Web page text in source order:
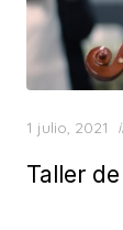
Posted
1 julio, 2021
Taller